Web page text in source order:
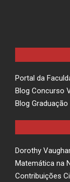
Portal da
Blog Concurso
Blog Graduação
Dorothy
Matemática na
Contribuições